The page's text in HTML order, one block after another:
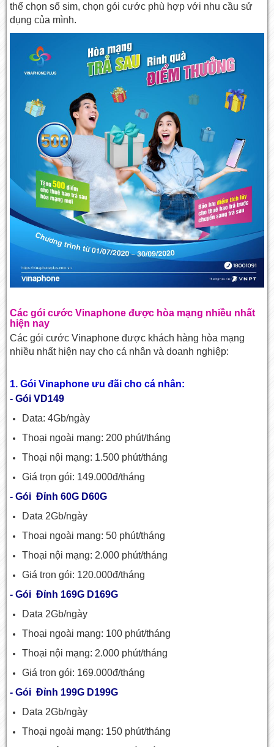
thể chọn số sim, chọn gói cước phù hợp với nhu cầu sử
dụng của mình.
Các gói cước Vinaphone được hòa mạng nhiều nhất
hiện nay
Các gói cước Vinaphone được khách hàng hòa mạng
nhiều nhất hiện nay cho cá nhân và doanh nghiệp:
1. Gói Vinaphone ưu đãi cho cá nhân:
- Gói VD149
Data: 4Gb/ngày
Thoại ngoài mạng: 200 phút/tháng
Thoại nội mạng: 1.500 phút/tháng
Giá trọn gói: 149.000đ/tháng
- Gói Đỉnh 60G D60G
Data 2Gb/ngày
Thoại ngoài mạng: 50 phút/tháng
Thoại nội mạng: 2.000 phút/tháng
Giá trọn gói: 120.000đ/tháng
- Gói Đỉnh 169G D169G
Data 2Gb/ngày
Thoại ngoài mạng: 100 phút/tháng
Thoại nội mạng: 2.000 phút/tháng
Giá trọn gói: 169.000đ/tháng
- Gói Đỉnh 199G D199G
Data 2Gb/ngày
Thoại ngoài mạng: 150 phút/tháng